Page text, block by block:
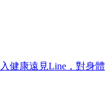
健康遠見Line，對身體